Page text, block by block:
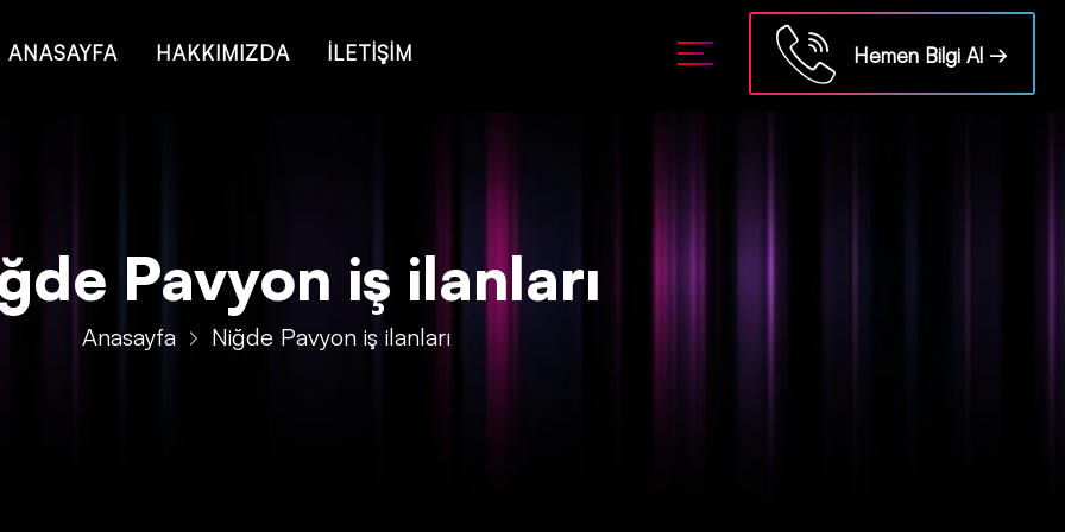
ANASAYFA HAKKIMIZDA İLETİŞİM Hemen Bilgi Al →
Pavyon iş ilanları
Anasayfa Niğde Pavyon iş ilanları